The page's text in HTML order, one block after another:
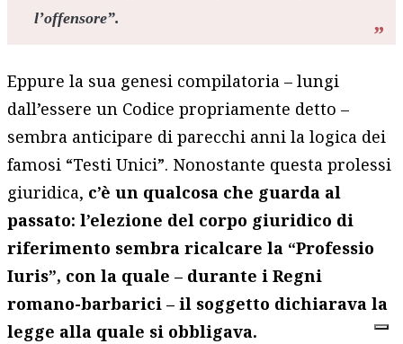
l’offensore”.
Eppure la sua genesi compilatoria – lungi
dall’essere un Codice propriamente detto –
sembra anticipare di parecchi anni la logica dei
famosi “Testi Unici”. Nonostante questa prolessi
giuridica, c’è un qualcosa che guarda al
passato: l’elezione del corpo giuridico di
riferimento sembra ricalcare la “Professio
Iuris”, con la quale – durante i Regni
romano-barbarici – il soggetto dichiarava la
legge alla quale si obbligava.